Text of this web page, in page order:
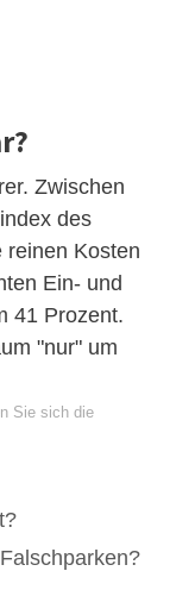
Zwischen
des
reinen Kosten
Ein- und
41 Prozent.
"nur" um
Sie sich die